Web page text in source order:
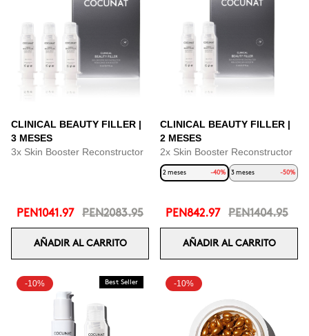
CLINICAL BEAUTY FILLER |
3 MESES
3x Skin Booster Reconstructor
PEN1041.97 PEN2083.95
AÑADIR AL CARRITO
CLINICAL BEAUTY FILLER |
2 MESES
2x Skin Booster Reconstructor
2 meses -40% 3 meses -50%
PEN842.97 PEN1404.95
AÑADIR AL CARRITO
-10% Best Seller -10%